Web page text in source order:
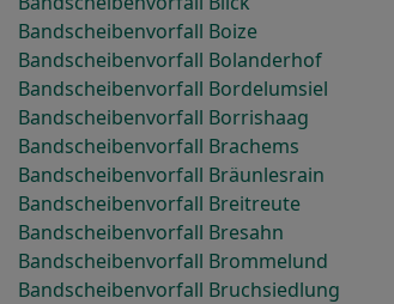
Bandscheibenvorfall Boize
Bandscheibenvorfall Bolanderhof
Bandscheibenvorfall Bordelumsiel
Bandscheibenvorfall Borrishaag
Bandscheibenvorfall Brachems
Bandscheibenvorfall Bräunlesrain
Bandscheibenvorfall Breitreute
Bandscheibenvorfall Bresahn
Bandscheibenvorfall Brommelund
Bandscheibenvorfall Bruchsiedlung